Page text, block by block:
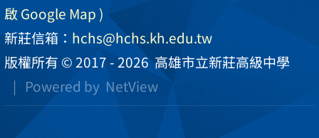
啟 Google Map )
新莊信箱： hchs@hchs.kh.edu.tw
版權所有 © 2017 - 2026高雄市立新莊高級中學
| Powered by NetView